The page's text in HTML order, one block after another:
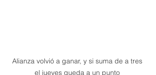
Alianza volvió a ganar, y si suma de a tres
el jueves queda a un punto